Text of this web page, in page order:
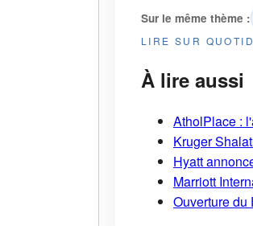
Sur le même thème :
LIRE SUR
À lire aussi
AtholPlace :
Kruger
Hyatt
Marriott
Ouverture du